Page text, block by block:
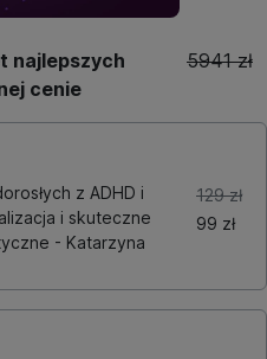
najlepszych
cenie
5941 zł
z ADHD i
i skuteczne
- Katarzyna
129 zł
99 zł